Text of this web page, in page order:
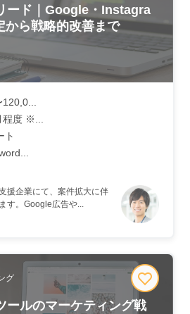
ード｜Google・Instagra
から戦略的改善まで
120,0...
程度 ※...
ト
援企業にて、案件拡大に伴
す。Google広告や...
グ
ールのマーケティング戦